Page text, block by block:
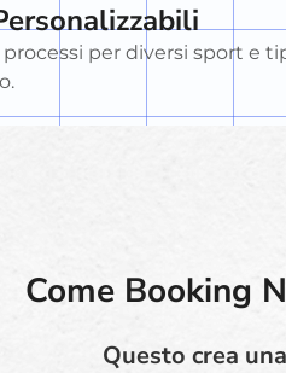
processi per diversi sport e
Come Booking
Questo crea